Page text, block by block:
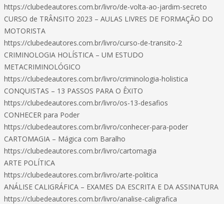
https://clubedeautores.com.br/livro/de-volta-ao-jardim-secreto
CURSO de TRÂNSITO 2023 – AULAS LIVRES DE FORMAÇÃO DO
MOTORISTA
https://clubedeautores.com.br/livro/curso-de-transito-2
CRIMINOLOGIA HOLÍSTICA – UM ESTUDO
METACRIMINOLÓGICO
https://clubedeautores.com.br/livro/criminologia-holistica
CONQUISTAS – 13 PASSOS PARA O ÊXITO
https://clubedeautores.com.br/livro/os-13-desafios
CONHECER para Poder
https://clubedeautores.com.br/livro/conhecer-para-poder
CARTOMAGIA – Mágica com Baralho
https://clubedeautores.com.br/livro/cartomagia
ARTE POLÍTICA
https://clubedeautores.com.br/livro/arte-politica
ANÁLISE CALIGRÁFICA – EXAMES DA ESCRITA E DA ASSINATURA
https://clubedeautores.com.br/livro/analise-caligrafica